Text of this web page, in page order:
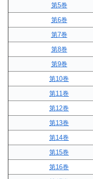
第5巻
第6巻
第7巻
第8巻
第9巻
第10巻
第11巻
第12巻
第13巻
第14巻
第15巻
第16巻